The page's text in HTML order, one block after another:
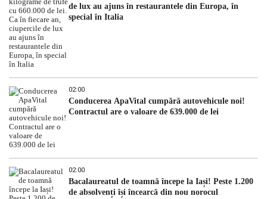
de lux au ajuns în restaurantele din Europa, în
special în Italia
02:00
Conducerea ApaVital cumpără autovehicule noi!
Contractul are o valoare de 639.000 de lei
02:00
Bacalaureatul de toamnă începe la Iași! Peste 1.200
de absolvenți își încearcă din nou norocul